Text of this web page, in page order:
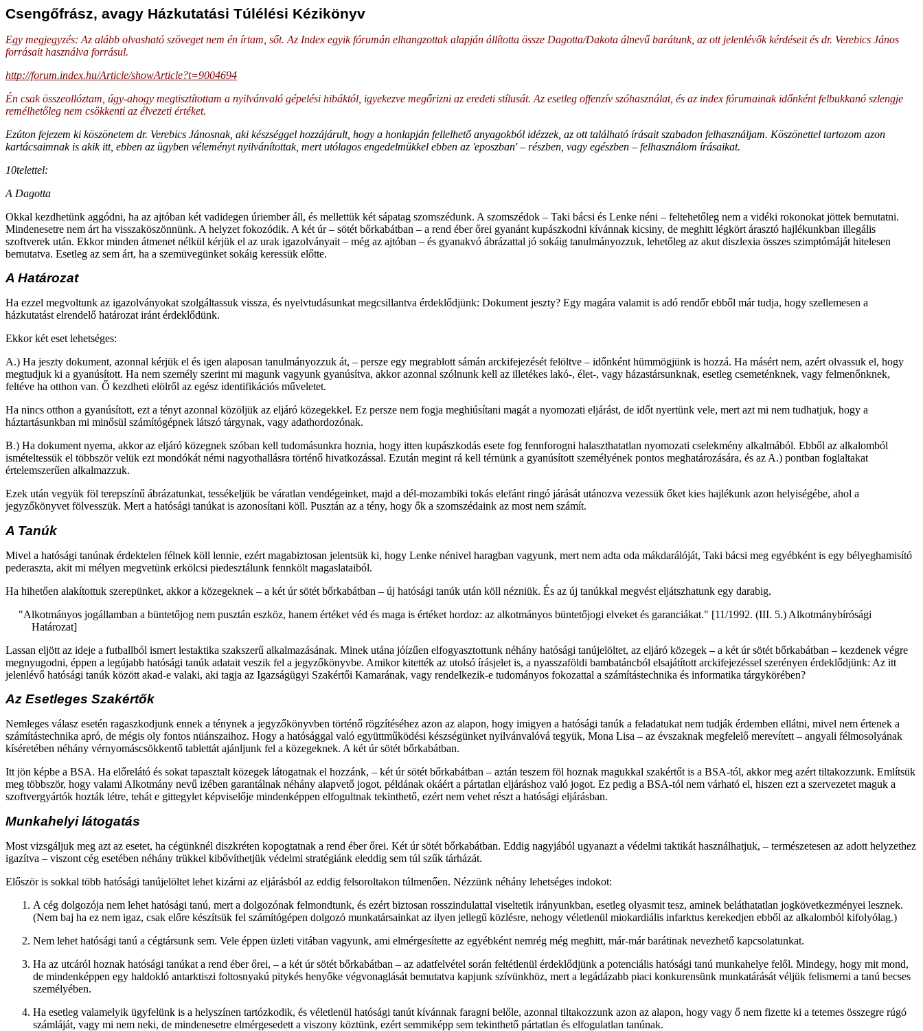
Csengőfrász, avagy Házkutatási Túlélési Kézikönyv
Egy megjegyzés: Az alább olvasható szöveget nem én írtam, sőt. Az Index egyik fórumán elhangzottak alapján állította össze Dagotta/Dakota álnevű barátunk, az ott jelenlévők kérdéseit és dr. Verebics János
forrásait használva forrásul.
http://forum.index.hu/Article/showArticle?t=9004694
Én csak összeollóztam, úgy-ahogy megtisztítottam a nyilvánvaló gépelési hibáktól, igyekezve megőrizni az eredeti stílusát. Az esetleg offenzív szóhasználat, és az index fórumainak időnként felbukkanó szlengje
remélhetőleg nem csökkenti az élvezeti értéket.
Ezúton fejezem ki köszönetem dr. Verebics Jánosnak, aki készséggel hozzájárult, hogy a honlapján fellelhető anyagokból idézzek, az ott található írásait szabadon felhasználjam. Köszönettel tartozom azon
kartácsaimnak is akik itt, ebben az ügyben véleményt nyilvánítottak, mert utólagos engedelmükkel ebben az 'eposzban' – részben, vagy egészben – felhasználom írásaikat.
10telettel:
A Dagotta
Okkal kezdhetünk aggódni, ha az ajtóban két vadidegen úriember áll, és mellettük két sápatag szomszédunk. A szomszédok – Taki bácsi és Lenke néni – feltehetőleg nem a vidéki rokonokat jöttek bemutatni.
Mindenesetre nem árt ha visszaköszönnünk. A helyzet fokozódik. A két úr – sötét bőrkabátban – a rend éber őrei gyanánt kupászkodni kívánnak kicsiny, de meghitt légkört árasztó hajlékunkban illegális
szoftverek után. Ekkor minden átmenet nélkül kérjük el az urak igazolványait – még az ajtóban – és gyanakvó ábrázattal jó sokáig tanulmányozzuk, lehetőleg az akut diszlexia összes szimptómáját hitelesen
bemutatva. Esetleg az sem árt, ha a szemüvegünket sokáig keressük előtte.
A Határozat
Ha ezzel megvoltunk az igazolványokat szolgáltassuk vissza, és nyelvtudásunkat megcsillantva érdeklődjünk: Dokument jeszty? Egy magára valamit is adó rendőr ebből már tudja, hogy szellemesen a
házkutatást elrendelő határozat iránt érdeklődünk.
Ekkor két eset lehetséges:
A.) Ha jeszty dokument, azonnal kérjük el és igen alaposan tanulmányozzuk át, – persze egy megrablott sámán arckifejezését felöltve – időnként hümmögjünk is hozzá. Ha másért nem, azért olvassuk el, hogy
megtudjuk ki a gyanúsított. Ha nem személy szerint mi magunk vagyunk gyanúsítva, akkor azonnal szólnunk kell az illetékes lakó-, élet-, vagy házastársunknak, esetleg csemeténknek, vagy felmenőnknek,
feltéve ha otthon van. Ő kezdheti elölről az egész identifikációs műveletet.
Ha nincs otthon a gyanúsított, ezt a tényt azonnal közöljük az eljáró közegekkel. Ez persze nem fogja meghiúsítani magát a nyomozati eljárást, de időt nyertünk vele, mert azt mi nem tudhatjuk, hogy a
háztartásunkban mi minősül számítógépnek látszó tárgynak, vagy adathordozónak.
B.) Ha dokument nyema, akkor az eljáró közegnek szóban kell tudomásunkra hoznia, hogy itten kupászkodás esete fog fennforogni halaszthatatlan nyomozati cselekmény alkalmából. Ebből az alkalomból
ismételtessük el többször velük ezt mondókát némi nagyothallásra történő hivatkozással. Ezután megint rá kell térnünk a gyanúsított személyének pontos meghatározására, és az A.) pontban foglaltakat
értelemszerűen alkalmazzuk.
Ezek után vegyük föl terepszínű ábrázatunkat, tessékeljük be váratlan vendégeinket, majd a dél-mozambiki tokás elefánt ringó járását utánozva vezessük őket kies hajlékunk azon helyiségébe, ahol a
jegyzőkönyvet fölvesszük. Mert a hatósági tanúkat is azonosítani köll. Pusztán az a tény, hogy ők a szomszédaink az most nem számít.
A Tanúk
Mivel a hatósági tanúnak érdektelen félnek köll lennie, ezért magabiztosan jelentsük ki, hogy Lenke nénivel haragban vagyunk, mert nem adta oda mákdarálóját, Taki bácsi meg egyébként is egy bélyeghamisító
pederaszta, akit mi mélyen megvetünk erkölcsi piedesztálunk fennkölt magaslataiból.
Ha hihetően alakítottuk szerepünket, akkor a közegeknek – a két úr sötét bőrkabátban – új hatósági tanúk után köll nézniük. És az új tanúkkal megvést eljátszhatunk egy darabig.
"Alkotmányos jogállamban a büntetőjog nem pusztán eszköz, hanem értéket véd és maga is értéket hordoz: az alkotmányos büntetőjogi elveket és garanciákat." [11/1992. (III. 5.) Alkotmánybírósági
Határozat]
Lassan eljött az ideje a futballból ismert lestaktika szakszerű alkalmazásának. Minek utána jóízűen elfogyasztottunk néhány hatósági tanújelöltet, az eljáró közegek – a két úr sötét bőrkabátban – kezdenek végre
megnyugodni, éppen a legújabb hatósági tanúk adatait veszik fel a jegyzőkönyvbe. Amikor kitették az utolsó írásjelet is, a nyasszaföldi bambatáncból elsajátított arckifejezéssel szerényen érdeklődjünk: Az itt
jelenlévő hatósági tanúk között akad-e valaki, aki tagja az Igazságügyi Szakértői Kamarának, vagy rendelkezik-e tudományos fokozattal a számítástechnika és informatika tárgykörében?
Az Esetleges Szakértők
Nemleges válasz esetén ragaszkodjunk ennek a ténynek a jegyzőkönyvben történő rögzítéséhez azon az alapon, hogy imigyen a hatósági tanúk a feladatukat nem tudják érdemben ellátni, mivel nem értenek a
számítástechnika apró, de mégis oly fontos nüánszaihoz. Hogy a hatósággal való együttműködési készségünket nyilvánvalóvá tegyük, Mona Lisa – az évszaknak megfelelő merevített – angyali félmosolyának
kíséretében néhány vérnyomáscsökkentő tablettát ajánljunk fel a közegeknek. A két úr sötét bőrkabátban.
Itt jön képbe a BSA. Ha előrelátó és sokat tapasztalt közegek látogatnak el hozzánk, – két úr sötét bőrkabátban – aztán teszem föl hoznak magukkal szakértőt is a BSA-tól, akkor meg azért tiltakozzunk. Említsük
meg többször, hogy valami Alkotmány nevű izében garantálnak néhány alapvető jogot, példának okáért a pártatlan eljáráshoz való jogot. Ez pedig a BSA-tól nem várható el, hiszen ezt a szervezetet maguk a
szoftvergyártók hozták létre, tehát e gittegylet képviselője mindenképpen elfogultnak tekinthető, ezért nem vehet részt a hatósági eljárásban.
Munkahelyi látogatás
Most vizsgáljuk meg azt az esetet, ha cégünknél diszkréten kopogtatnak a rend éber őrei. Két úr sötét bőrkabátban. Eddig nagyjából ugyanazt a védelmi taktikát használhatjuk, – természetesen az adott helyzethez
igazítva – viszont cég esetében néhány trükkel kibővíthetjük védelmi stratégiánk eleddig sem túl szűk tárházát.
Először is sokkal több hatósági tanújelöltet lehet kizárni az eljárásból az eddig felsoroltakon túlmenően. Nézzünk néhány lehetséges indokot:
A cég dolgozója nem lehet hatósági tanú, mert a dolgozónak felmondtunk, és ezért biztosan rosszindulattal viseltetik irányunkban, esetleg olyasmit tesz, aminek beláthatatlan jogkövetkezményei lesznek.
(Nem baj ha ez nem igaz, csak előre készítsük fel számítógépen dolgozó munkatársainkat az ilyen jellegű közlésre, nehogy véletlenül miokardiális infarktus kerekedjen ebből az alkalomból kifolyólag.)
Nem lehet hatósági tanú a cégtársunk sem. Vele éppen üzleti vitában vagyunk, ami elmérgesítette az egyébként nemrég még meghitt, már-már barátinak nevezhető kapcsolatunkat.
Ha az utcáról hoznak hatósági tanúkat a rend éber őrei, – a két úr sötét bőrkabátban – az adatfelvétel során feltétlenül érdeklődjünk a potenciális hatósági tanú munkahelye felől. Mindegy, hogy mit mond,
de mindenképpen egy haldokló antarktiszi foltosnyakú pitykés henyőke végvonaglását bemutatva kapjunk szívünkhöz, mert a legádázabb piaci konkurensünk munkatárását véljük felismerni a tanú becses
személyében.
Ha esetleg valamelyik ügyfelünk is a helyszínen tartózkodik, és véletlenül hatósági tanút kívánnak faragni belőle, azonnal tiltakozzunk azon az alapon, hogy vagy ő nem fizette ki a tetemes összegre rúgó
számláját, vagy mi nem neki, de mindenesetre elmérgesedett a viszony köztünk, ezért semmiképp sem tekinthető pártatlan és elfogulatlan tanúnak.